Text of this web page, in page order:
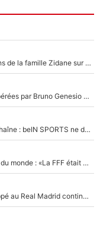
«Il est très heureux et impatient» : Les révélations de la famille Zidane sur sa prise de pouvoir en équipe de France !
Plus de 100M€ pour l'OM : Voici les recrues espérées par Bruno Genesio et Grégory Lorenzi après l’opération dégraissage
Kylian Mbappé et Lamine Yamal changent de chaîne : beIN SPORTS ne digère pas cette décision historique et prédit un fiasco pour la Liga
Didier Deschamps abandonné en pleine Coupe du monde : «La FFF était déjà passée à Zinedine Zidane»
«C'est une fierté» : La signature de Kylian Mbappé au Real Madrid continue de régaler l'Espagne